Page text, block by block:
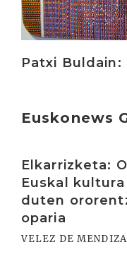
Patxi Buldain:
Euskonews
Elkarrizketa:
Euskal
duten
oparia
VELEZ DE